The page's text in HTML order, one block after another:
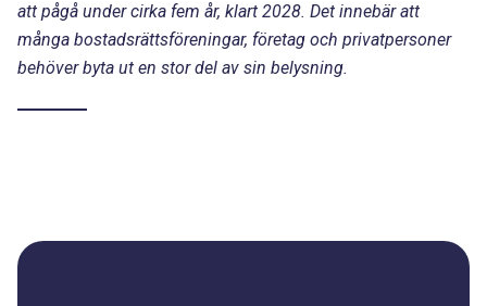
att pågå under cirka fem år, klart 2028. Det innebär att
många bostadsrättsföreningar, företag och privatpersoner
behöver byta ut en stor del av sin belysning.